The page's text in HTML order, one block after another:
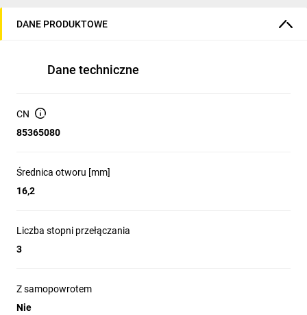
DANE PRODUKTOWE
Dane techniczne
CN
85365080
Średnica otworu [mm]
16,2
Liczba stopni przełączania
3
Z samopowrotem
Nie